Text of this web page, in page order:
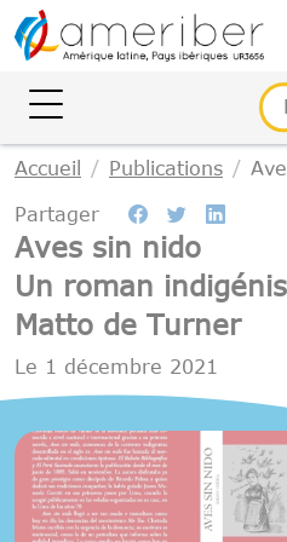
Accueil Publications
Partager
Aves sin nido
Un roman
Matto de Turner
Le 1 décembre 2021
Gestion des cookies